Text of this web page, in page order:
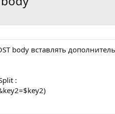
body вставлять
: